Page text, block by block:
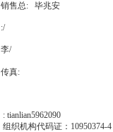
销售总: 毕兆安
:/
李/
传真:
: tianlian5962090
组织机构代码证： 10950374-4